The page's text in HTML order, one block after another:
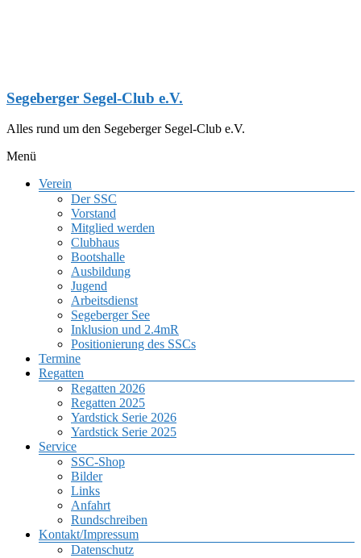
Segeberger Segel-Club e.V.
Alles rund um den Segeberger Segel-Club e.V.
Menü
Verein
Der SSC
Vorstand
Mitglied werden
Clubhaus
Bootshalle
Ausbildung
Jugend
Arbeitsdienst
Segeberger See
Inklusion und 2.4mR
Positionierung des SSCs
Termine
Regatten
Regatten 2026
Regatten 2025
Yardstick Serie 2026
Yardstick Serie 2025
Service
SSC-Shop
Bilder
Links
Anfahrt
Rundschreiben
Kontakt/Impressum
Datenschutz